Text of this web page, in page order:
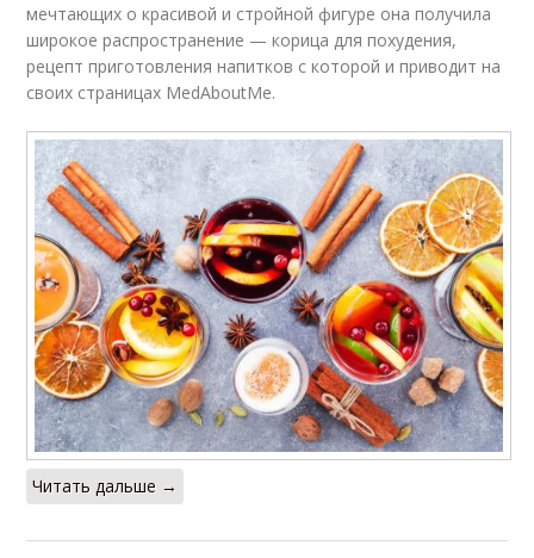
мечтающих о красивой и стройной фигуре она получила
широкое распространение — корица для похудения,
рецепт приготовления напитков с которой и приводит на
своих страницах MedAboutMe.
Читать дальше →